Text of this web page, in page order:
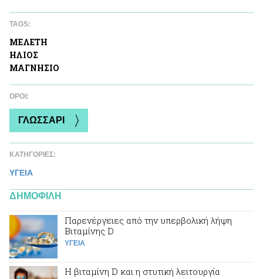
TAGS:
ΜΕΛΕΤΗ
ΗΛΙΟΣ
ΜΑΓΝΗΣΙΟ
ΌΡΟΙ:
ΓΛΩΣΣΑΡΙ
ΚΑΤΗΓΟΡΙΕΣ:
ΥΓΕΙΑ
ΔΗΜΟΦΙΛΗ
Παρενέργειες από την υπερβολική λήψη
Βιταμίνης D
ΥΓΕΙΑ
Η βιταμίνη D και η στυτική λειτουργία